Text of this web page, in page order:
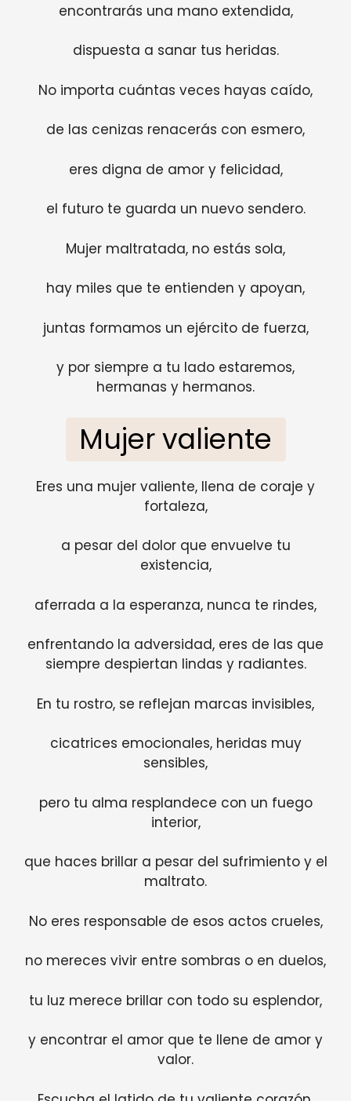
encontrarás una mano extendida,
dispuesta a sanar tus heridas.
No importa cuántas veces hayas caído,
de las cenizas renacerás con esmero,
eres digna de amor y felicidad,
el futuro te guarda un nuevo sendero.
Mujer maltratada, no estás sola,
hay miles que te entienden y apoyan,
juntas formamos un ejército de fuerza,
y por siempre a tu lado estaremos,
hermanas y hermanos.
Mujer valiente
Eres una mujer valiente, llena de coraje y
fortaleza,
a pesar del dolor que envuelve tu
existencia,
aferrada a la esperanza, nunca te rindes,
enfrentando la adversidad, eres de las que
siempre despiertan lindas y radiantes.
En tu rostro, se reflejan marcas invisibles,
cicatrices emocionales, heridas muy
sensibles,
pero tu alma resplandece con un fuego
interior,
que haces brillar a pesar del sufrimiento y el
maltrato.
No eres responsable de esos actos crueles,
no mereces vivir entre sombras o en duelos,
tu luz merece brillar con todo su esplendor,
y encontrar el amor que te llene de amor y
valor.